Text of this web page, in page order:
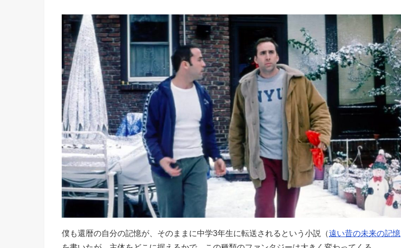
僕も還暦の自分の記憶が、そのままに中学3年生に転送されるという小説（遠い昔の未来の記憶